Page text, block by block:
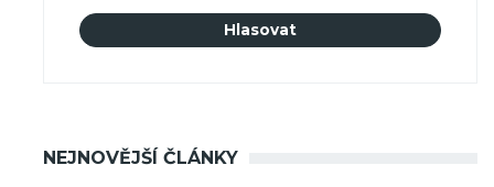
NEJNOVĚJŠÍ ČLÁNKY